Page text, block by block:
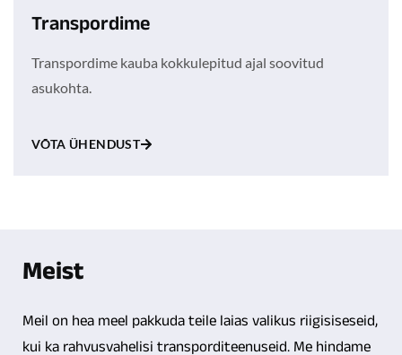
Transpordime
Transpordime kauba kokkulepitud ajal soovitud
asukohta.
VÕTA ÜHENDUST
Meist
Meil on hea meel pakkuda teile laias valikus riigisiseseid,
kui ka rahvusvahelisi transporditeenuseid. Me hindame